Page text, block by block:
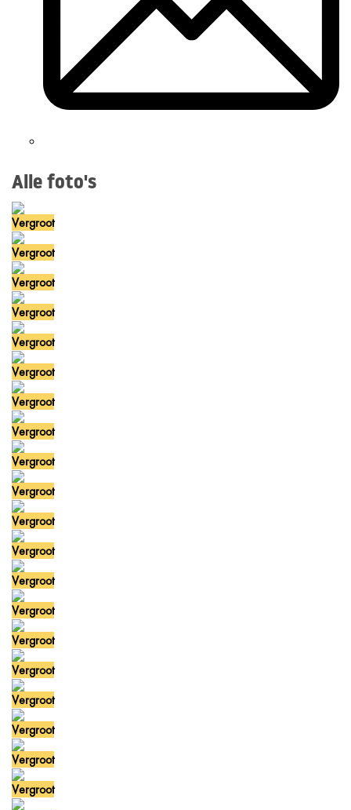
Alle foto's
Vergroot
Vergroot
Vergroot
Vergroot
Vergroot
Vergroot
Vergroot
Vergroot
Vergroot
Vergroot
Vergroot
Vergroot
Vergroot
Vergroot
Vergroot
Vergroot
Vergroot
Vergroot
Vergroot
Vergroot